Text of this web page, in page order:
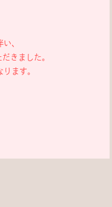
、
きました。
ます。